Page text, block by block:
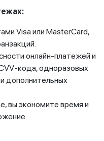
Visa или MasterCard,
онлайн-платежей и
кода, одноразовых
дополнительных
вы экономите время и